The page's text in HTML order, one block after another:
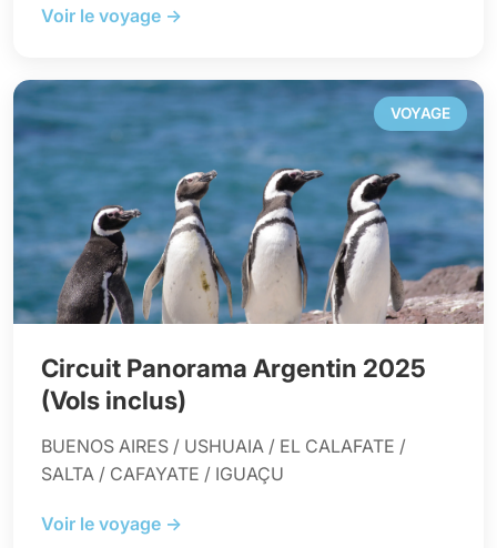
Voir le voyage →
VOYAGE
Circuit Panorama Argentin 2025
(Vols inclus)
BUENOS AIRES / USHUAIA / EL CALAFATE /
SALTA / CAFAYATE / IGUAÇU
Voir le voyage →